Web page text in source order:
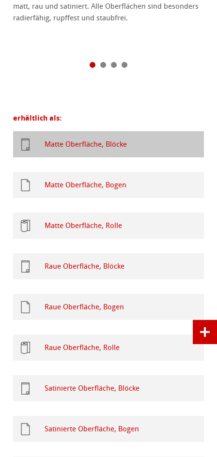
matt, rau und satiniert. Alle Oberflächen sind besonders
radierfähig, rupffest und staubfrei.
erhältlich als:
Matte Oberfläche, Blöcke
Matte Oberfläche, Bogen
Matte Oberfläche, Rolle
Raue Oberfläche, Blöcke
Raue Oberfläche, Bogen
Raue Oberfläche, Rolle
Satinierte Oberfläche, Blöcke
Satinierte Oberfläche, Bogen